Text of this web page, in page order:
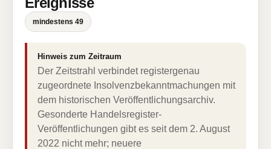
mindestens 49
Hinweis zum Zeitraum
Der Zeitstrahl verbindet registergenau
zugeordnete Insolvenzbekanntmachungen mit
dem historischen Veröffentlichungsarchiv.
Gesonderte Handelsregister-
Veröffentlichungen gibt es seit dem 2. August
2022 nicht mehr; neuere